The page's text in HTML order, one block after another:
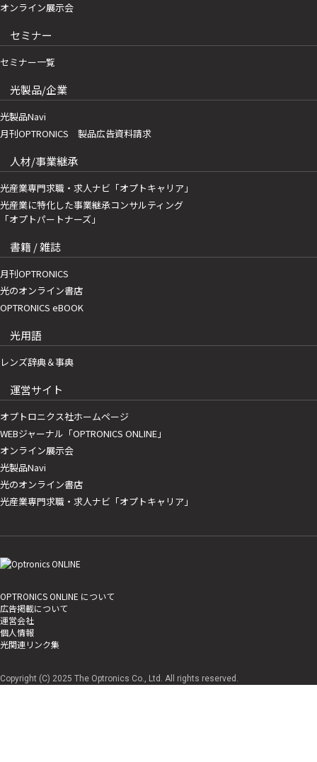
オンライン展示会
セミナー
セミナー一覧
光製品/企業
光製品Navi
月刊OPTRONICS 製品広告資料請求
人材/事業継承
光産業専門求職・求人ナビ「オプトキャリア」
光産業に特化した事業継承コンサルティング
「オプトパートナーズ」
書籍 / 雑誌
月刊OPTRONICS
光のオンライン書店
OPTRONICS eBOOK
光用語
レンズ辞典＆事典
運営サイト
オプトロニクス社ホームページ
WEBジャーナル「OPTRONICS ONLINE」
オンライン展示会
光製品Navi
光のオンライン書店
光産業専門求職・求人ナビ「オプトキャリア」
OPTRONICS ONLINE について
広告掲載について
運営会社
個人情報
光関連リンク集
Copyright (C) 2025 The Optronics Co., Ltd. All rights reserved.